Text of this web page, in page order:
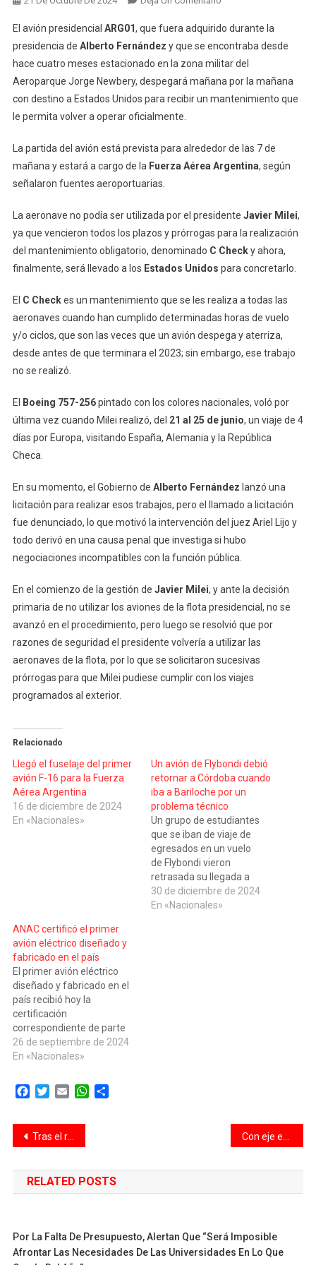
Avión
Presidencial
Viaja
Mañana
A
Para
Ser
El avión presidencial ARG01, que fuera adquirido durante la
presidencia de Alberto Fernández y que se encontraba desde
hace cuatro meses estacionado en la zona militar del
Aeroparque Jorge Newbery, despegará mañana por la mañana
con destino a Estados Unidos para recibir un mantenimiento que
le permita volver a operar oficialmente.
La partida del avión está prevista para alrededor de las 7 de
mañana y estará a cargo de la Fuerza Aérea Argentina, según
señalaron fuentes aeroportuarias.
La aeronave no podía ser utilizada por el presidente Javier Milei,
ya que vencieron todos los plazos y prórrogas para la realización
del mantenimiento obligatorio, denominado C Checky ahora,
finalmente, será llevado a los Estados Unidos para concretarlo.
El C Checkes un mantenimiento que se les realiza a todas las
aeronaves cuando han cumplido determinadas horas de vuelo
y/o ciclos, que son las veces que un avión despega y aterriza,
desde antes de que terminara el 2023; sin embargo, ese trabajo
no se realizó.
El Boeing 757-256pintado con los colores nacionales, voló por
última vez cuando Milei realizó, del 21 al 25 de junio, un viaje de 4
días por Europa, visitando España, Alemania y la República
Checa.
En su momento, el Gobierno de Alberto Fernández lanzó una
licitación para realizar esos trabajos, pero el llamado a licitación
fue denunciado, lo que motivó la intervención del juez Ariel Lijo y
todo derivó en una causa penal que investiga si hubo
negociaciones incompatibles con la función pública.
En el comienzo de la gestión de Javier Milei, y ante la decisión
primaria de no utilizar los aviones de la flota presidencial, no se
avanzó en el procedimiento, pero luego se resolvió que por
razones de seguridad el presidente volvería a utilizar las
aeronaves de la flota, por lo que se solicitaron sucesivas
prórrogas para que Milei pudiese cumplir con los viajes
programados al exterior.
Relacionado
Llegó el fuselaje del primer
avión F-16 para la Fuerza
Aérea Argentina
16 de diciembre de 2024
En «Nacionales»
Un avión de Flybondi debió
retornar a Córdoba cuando
iba a Bariloche por un
problema técnico
Un grupo de estudiantes
que se iban de viaje de
egresados en un vuelo
de Flybondi vieron
retrasada su llegada a
Bariloche, debido a que el
avión en el que viajaban
30 de diciembre de 2024
En «Nacionales»
ANAC certificó el primer
avión eléctrico diseñado y
fabricado en el país
El primer avión eléctrico
diseñado y fabricado en el
país recibió hoy la
certificación
correspondiente de parte
de la Administración
Nacional de Aviación Civil
oficialmente. El proyecto
fue desarrollado por
la Universidad Nacional de
La Plata (UNLP) y la
Aeronáutica, cuyos
representantes hoy
recibieron…
26 de septiembre de 2024
En «Nacionales»
Facebook
TwitterEmail WhatsApp
Navegación
de
entradas
Tras el recorte del Gobierno al Hospital Bonaparte contratan un catering millonario para dos eventos Con eje en la «eficiencia», Pullaro convoca a funcionarios, legisladores y empleados
RELATED POSTS
Por La Falta De Presupuesto, Alertan Que “será Imposible
Afrontar Las Necesidades De Las Universidades En Lo Que